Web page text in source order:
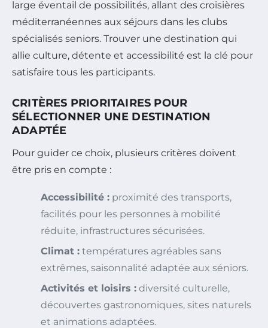
large éventail de possibilités, allant des croisières
méditerranéennes aux séjours dans les clubs
spécialisés seniors. Trouver une destination qui
allie culture, détente et accessibilité est la clé pour
satisfaire tous les participants.
CRITÈRES PRIORITAIRES POUR
SÉLECTIONNER UNE DESTINATION
ADAPTÉE
Pour guider ce choix, plusieurs critères doivent
être pris en compte :
Accessibilité : proximité des transports,
facilités pour les personnes à mobilité
réduite, infrastructures sécurisées.
Climat : températures agréables sans
extrêmes, saisonnalité adaptée aux séniors.
Activités et loisirs : diversité culturelle,
découvertes gastronomiques, sites naturels
et animations adaptées.